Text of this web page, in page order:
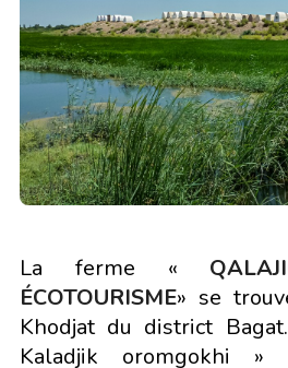
La ferme «
ÉCOTOURISME» se
Khodjat du district
Kaladjik oromgokhi